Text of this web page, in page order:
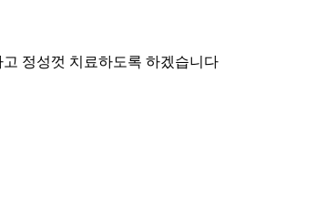
정성껏 치료하도록 하겠습니다